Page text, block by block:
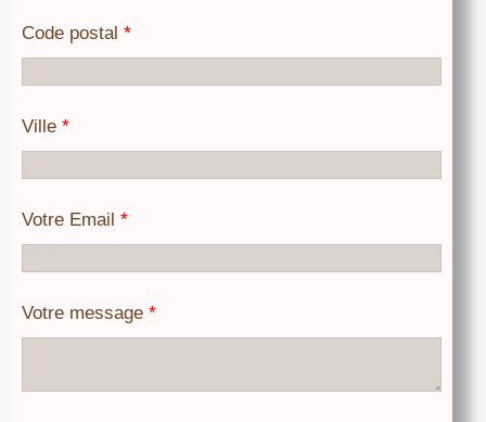
Code postal *
Ville *
Votre Email *
Votre message *